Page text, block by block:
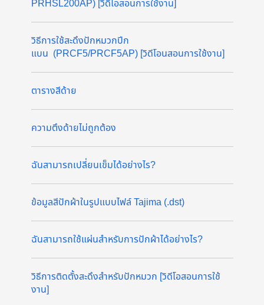
PRHSL200AP) [วิดีโอสอนการใช้งาน]
วิธีการใช้สะดึงปักหมวกปีก
แบน (PRCF5/PRCF5AP) [วิดีโอนสอนการใช้งาน]
ตารางสีด้าย
ความตึงด้ายไม่ถูกต้อง
ฉันสามารถเปลี่ยนเข็มได้อย่างไร?
ข้อมูลสีปักผ้าในรูปแบบไฟล์ Tajima (.dst)
ฉันสามารถใช้แผ่นสำหรับการปักผ้าได้อย่างไร?
วิธีการติดตั้งสะดึงสำหรับปักหมวก [วิดีโอสอนการใช้
งาน]